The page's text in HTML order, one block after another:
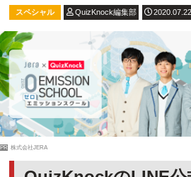
スペシャル QuizKnock編集部 2020.07.22
PR 株式会社JERA